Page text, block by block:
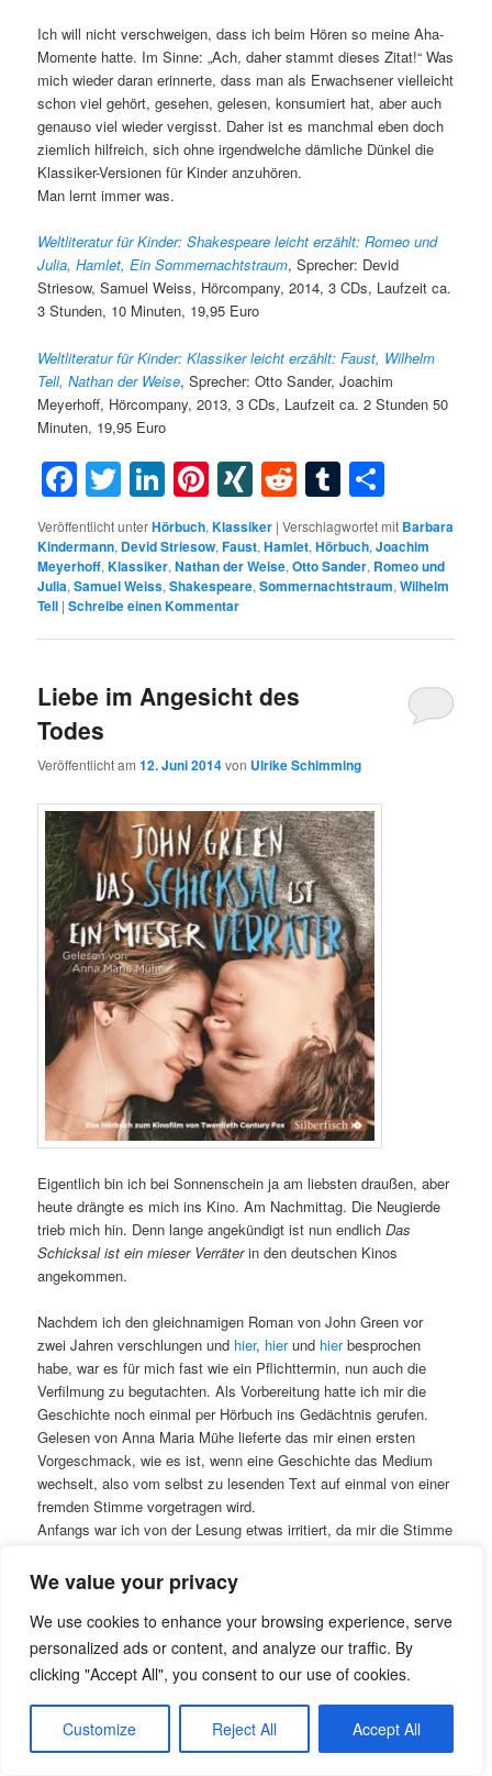
We value your privacy
We use cookies to enhance your browsing experience, serve
personalized ads or content, and analyze our traffic. By
clicking "Accept All", you consent to our use of cookies.
Customize Reject All Accept All
Ich will nicht verschweigen, dass ich beim Hören so meine Aha-
Momente hatte. Im Sinne: „Ach, daher stammt dieses Zitat!“ Was
mich wieder daran erinnerte, dass man als Erwachsener vielleicht
schon viel gehört, gesehen, gelesen, konsumiert hat, aber auch
genauso viel wieder vergisst. Daher ist es manchmal eben doch
ziemlich hilfreich, sich ohne irgendwelche dämliche Dünkel die
Klassiker-Versionen für Kinder anzuhören.
Man lernt immer was.
Weltliteratur für Kinder: Shakespeare leicht erzählt: Romeo und
Julia, Hamlet, Ein Sommernachtstraum, Sprecher: Devid
Striesow, Samuel Weiss, Hörcompany, 2014, 3 CDs, Laufzeit ca.
3 Stunden, 10 Minuten, 19,95 Euro
Weltliteratur für Kinder: Klassiker leicht erzählt: Faust, Wilhelm
Tell, Nathan der Weise, Sprecher: Otto Sander, Joachim
Meyerhoff, Hörcompany, 2013, 3 CDs, Laufzeit ca. 2 Stunden 50
Minuten, 19,95 Euro
Facebook
Twitter
LinkedIn
Pinterest
XINGRedditTumblr
Veröffentlicht unterHörbuch,Klassiker |Verschlagwortet mit Barbara
Kindermann, Devid Striesow,Faust,Hamlet,Hörbuch,Joachim
Meyerhoff,Klassiker,Nathan der Weise,Otto Sander, Romeo und
Julia,Samuel Weiss,Shakespeare,Sommernachtstraum,Wilhelm
Tell |Schreibe einen Kommentar
Liebe im Angesicht des
Todes
Veröffentlicht am12. Juni 2014von Ulrike Schimming
Eigentlich bin ich bei Sonnenschein ja am liebsten draußen, aber
heute drängte es mich ins Kino. Am Nachmittag. Die Neugierde
trieb mich hin. Denn lange angekündigt ist nun endlichDas
Schicksal ist ein mieser Verräterin den deutschen Kinos
angekommen.
Nachdem ich den gleichnamigen Roman von John Green vor
zwei Jahren verschlungen und hier, hierund hierbesprochen
habe, war es für mich fast wie ein Pflichttermin, nun auch die
Verfilmung zu begutachten. Als Vorbereitung hatte ich mir die
Geschichte noch einmal per Hörbuch ins Gedächtnis gerufen.
Gelesen von Anna Maria Mühe lieferte das mir einen ersten
Vorgeschmack, wie es ist, wenn eine Geschichte das Medium
wechselt, also vom selbst zu lesenden Text auf einmal von einer
fremden Stimme vorgetragen wird.
Anfangs war ich von der Lesung etwas irritiert, da mir die Stimme
zur 16-jährigen Hazel passt das ziemlich gut, und so war ich zum
Schluss mit diesem Hörbuch sehr glücklich.
Mit dem Film ist es ähnlich, was die Gewöhnung angeht. Wie
immer, wenn man nach einer Lektüre eigene Bilder von den
die sozialen Netzwerke im vergangenen Jahr kontinuierlich von